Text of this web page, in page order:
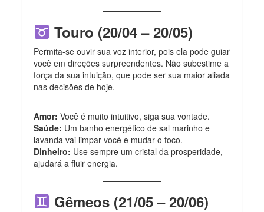
Touro (20/04 – 20/05)
Permita-se ouvir sua voz interior, pois ela pode guiar
você em direções surpreendentes. Não subestime a
força da sua intuição, que pode ser sua maior aliada
nas decisões de hoje.
Amor: Você é muito intuitivo, siga sua vontade.
Saúde: Um banho energético de sal marinho e
lavanda vai limpar você e mudar o foco.
Dinheiro: Use sempre um cristal da prosperidade,
ajudará a fluir energia.
Gêmeos (21/05 – 20/06)